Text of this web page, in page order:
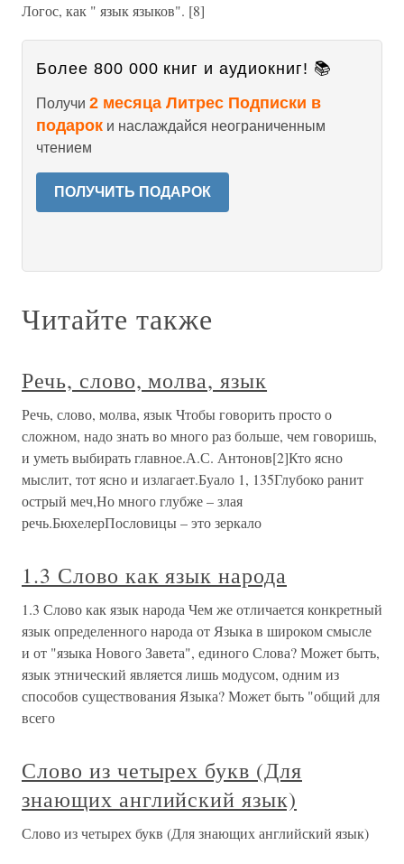
Логос, как " язык языков". [8]
Более 800 000 книг и аудиокниг! 📚
Получи 2 месяца Литрес Подписки в
подарок и наслаждайся неограниченным
чтением
ПОЛУЧИТЬ ПОДАРОК
Читайте также
Речь, слово, молва, язык
Речь, слово, молва, язык Чтобы говорить просто о
сложном, надо знать во много раз больше, чем говоришь,
и уметь выбирать главное.А.С. Антонов[2]Кто ясно
мыслит, тот ясно и излагает.Буало 1, 135Глубоко ранит
острый меч,Но много глубже – злая
речь.БюхелерПословицы – это зеркало
1.3 Слово как язык народа
1.3 Слово как язык народа Чем же отличается конкретный
язык определенного народа от Языка в широком смысле
и от "языка Нового Завета", единого Слова? Может быть,
язык этнический является лишь модусом, одним из
способов существования Языка? Может быть "общий для
всего
Слово из четырех букв (Для
знающих английский язык)
Слово из четырех букв (Для знающих английский язык)